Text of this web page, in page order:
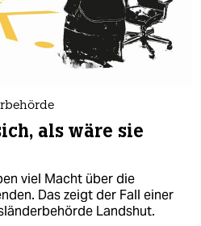
als wäre sie
viel Macht über die
Das zeigt der Fall einer
Landshut.